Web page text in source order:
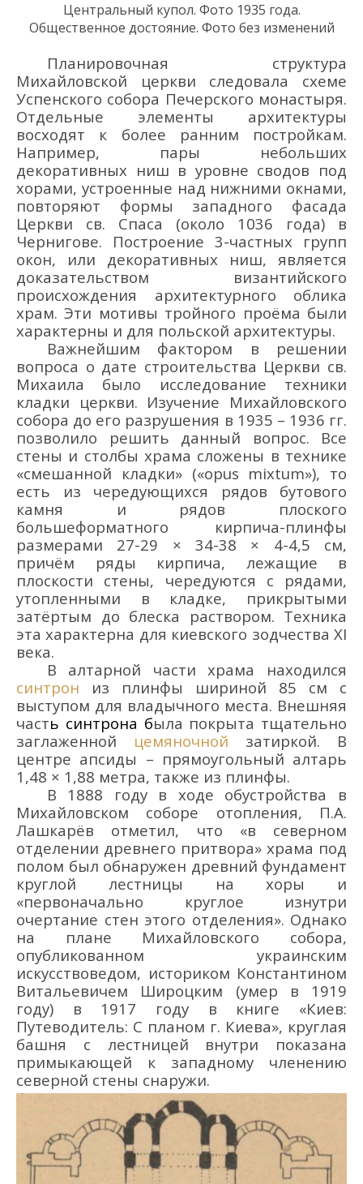
Центральный купол. Фото 1935 года.
Общественное достояние. Фото без изменений
Планировочная структура
Михайловской церкви следовала схеме
Успенского собора Печерского монастыря.
Отдельные элементы архитектуры
восходят к более ранним постройкам.
Например, пары небольших
декоративных ниш в уровне сводов под
хорами, устроенные над нижними окнами,
повторяют формы западного фасада
Церкви св. Спаса (около 1036 года) в
Чернигове. Построение 3-частных групп
окон, или декоративных ниш, является
доказательством византийского
происхождения архитектурного облика
храм. Эти мотивы тройного проёма были
характерны и для польской архитектуры.
Важнейшим фактором в решении
вопроса о дате строительства Церкви св.
Михаила было исследование техники
кладки церкви. Изучение Михайловского
собора до его разрушения в 1935 – 1936 гг.
позволило решить данный вопрос. Все
стены и столбы храма сложены в технике
«смешанной кладки» («opus mixtum»), то
есть из чередующихся рядов бутового
камня и рядов плоского
большеформатного кирпича-плинфы
размерами 27-29 × 34-38 × 4-4,5 см,
причём ряды кирпича, лежащие в
плоскости стены, чередуются с рядами,
утопленными в кладке, прикрытыми
затёртым до блеска раствором. Техника
эта характерна для киевского зодчества XI
века.
В алтарной части храма находился
синтрон из плинфы шириной 85 см с
выступом для владычного места. Внешняя
часть синтрона была покрыта тщательно
заглаженной цемяночной затиркой. В
центре апсиды – прямоугольный алтарь
1,48 × 1,88 метра, также из плинфы.
В 1888 году в ходе обустройства в
Михайловском соборе отопления, П.А.
Лашкарёв отметил, что «в северном
отделении древнего притвора» храма под
полом был обнаружен древний фундамент
круглой лестницы на хоры и
«первоначально круглое изнутри
очертание стен этого отделения». Однако
на плане Михайловского собора,
опубликованном украинским
искусствоведом, историком Константином
Витальевичем Широцким (умер в 1919
году) в 1917 году в книге «Киев:
Путеводитель: С планом г. Киева», круглая
башня с лестницей внутри показана
примыкающей к западному членению
северной стены снаружи.